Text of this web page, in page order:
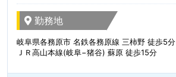
勤務地
岐阜県各務原市 名鉄各務原線 三柿野 徒歩5分
ＪＲ高山本線(岐阜−猪谷) 蘇原 徒歩15分